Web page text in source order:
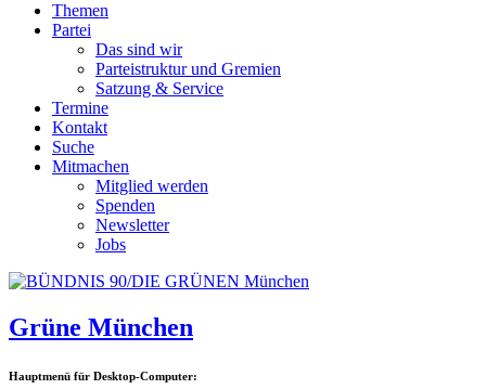
Themen
Partei
Das sind wir
Parteistruktur und Gremien
Satzung & Service
Termine
Kontakt
Suche
Mitmachen
Mitglied werden
Spenden
Newsletter
Jobs
Grüne München
Hauptmenü für Desktop-Computer: